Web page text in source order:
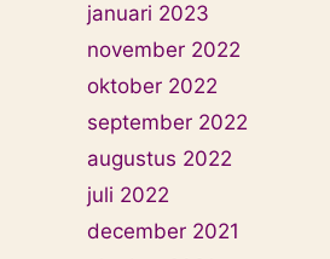
januari 2023
november 2022
oktober 2022
september 2022
augustus 2022
juli 2022
december 2021